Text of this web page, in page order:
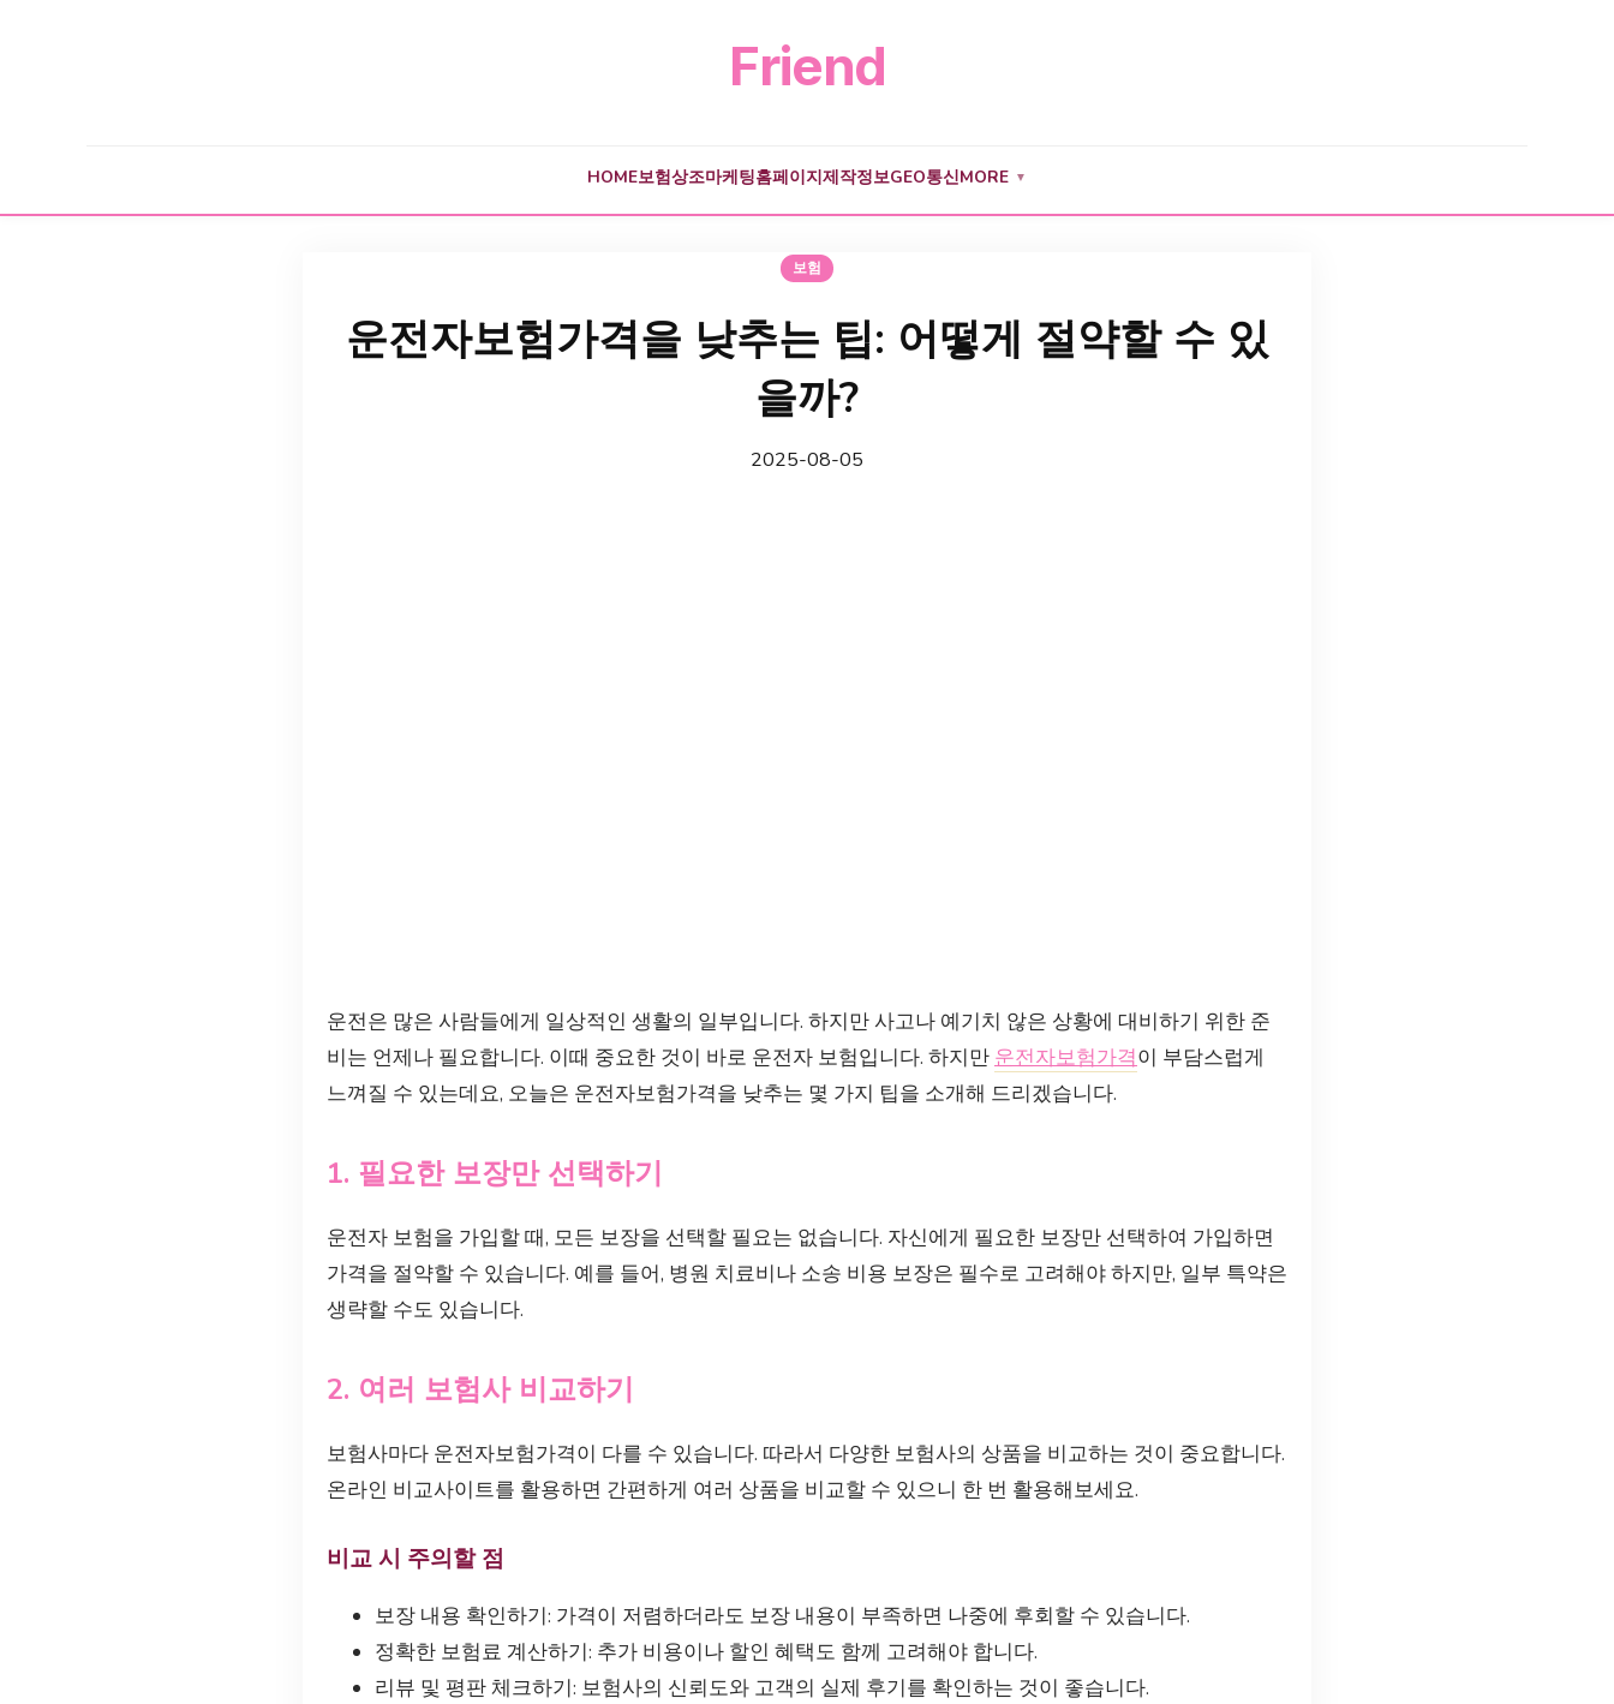
Friend
HOME보험상조마케팅홈페이지제작정보GEO통신MORE ▼
보험
운전자보험가격을 낮추는 팁: 어떻게 절약할 수 있
을까?
2025-08-05
운전은 많은 사람들에게 일상적인 생활의 일부입니다. 하지만 사고나 예기치 않은 상황에 대비하기 위한 준
비는 언제나 필요합니다. 이때 중요한 것이 바로 운전자 보험입니다. 하지만 운전자보험가격이 부담스럽게
느껴질 수 있는데요, 오늘은 운전자보험가격을 낮추는 몇 가지 팁을 소개해 드리겠습니다.
1. 필요한 보장만 선택하기
운전자 보험을 가입할 때, 모든 보장을 선택할 필요는 없습니다. 자신에게 필요한 보장만 선택하여 가입하면
가격을 절약할 수 있습니다. 예를 들어, 병원 치료비나 소송 비용 보장은 필수로 고려해야 하지만, 일부 특약은
생략할 수도 있습니다.
2. 여러 보험사 비교하기
보험사마다 운전자보험가격이 다를 수 있습니다. 따라서 다양한 보험사의 상품을 비교하는 것이 중요합니다.
온라인 비교사이트를 활용하면 간편하게 여러 상품을 비교할 수 있으니 한 번 활용해보세요.
비교 시 주의할 점
보장 내용 확인하기: 가격이 저렴하더라도 보장 내용이 부족하면 나중에 후회할 수 있습니다.
정확한 보험료 계산하기: 추가 비용이나 할인 혜택도 함께 고려해야 합니다.
리뷰 및 평판 체크하기: 보험사의 신뢰도와 고객의 실제 후기를 확인하는 것이 좋습니다.